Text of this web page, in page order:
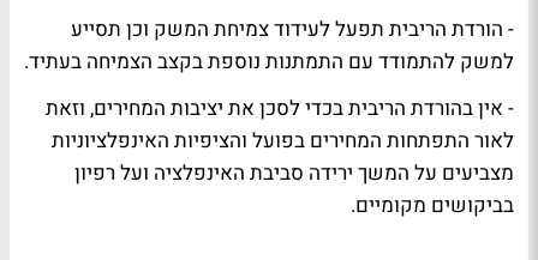
- הורדת הריבית תפעל לעידוד צמיחת המשק וכן תסייע
למשק להתמודד עם התמתנות נוספת בקצב הצמיחה בעתיד.
- אין בהורדת הריבית בכדי לסכן את יציבות המחירים, וזאת
לאור התפתחות המחירים בפועל והציפיות האינפלציוניות
מצביעים על המשך ירידה סביבת האינפלציה ועל רפיון
בביקושים מקומיים.